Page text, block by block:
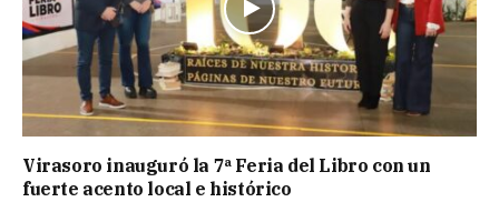
Virasoro inauguró la 7ª Feria del Libro con un
fuerte acento local e histórico